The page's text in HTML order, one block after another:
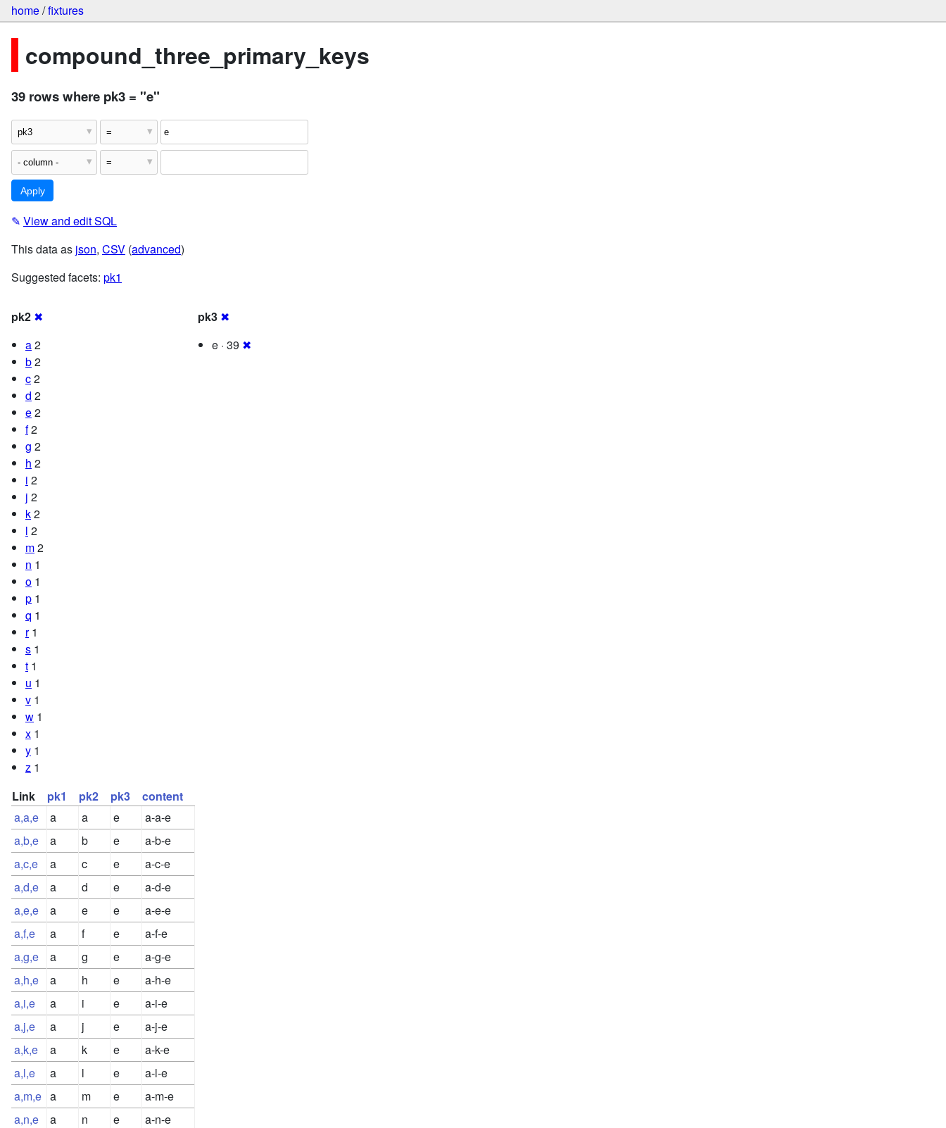
home/fixtures
compound_three_primary_keys
39 rows where pk3 = "e"
✎ View and edit SQL
This data as json, CSV (advanced)
Suggested facets: pk1
pk2 ✖
a2
b2
c2
d 2
e2
f2
g 2
h 2
i 2
j 2
k2
l 2
m2
n 1
o 1
p 1
q 1
r1
s 1
t 1
u 1
v 1
w 1
x 1
y 1
z 1
pk3 ✖
e · 39 ✖
Link pk1 pk2 pk3
content
a,a,e
a a e
a-a-e
a,b,e
a b e
a-b-e
a,c,e
a c e
a-c-e
a,d,e
a d e
a-d-e
a,e,e
a e e
a-e-e
a,f,e
a f e
a-f-e
a,g,e
a g e
a-g-e
a,h,e
a h e
a-h-e
a,i,e
a i e
a-i-e
a,j,e
a j e
a-j-e
a,k,e
a k e
a-k-e
a,l,e
a l e
a-l-e
a,m,e a m e
a-m-e
a,n,e
a n e
a-n-e